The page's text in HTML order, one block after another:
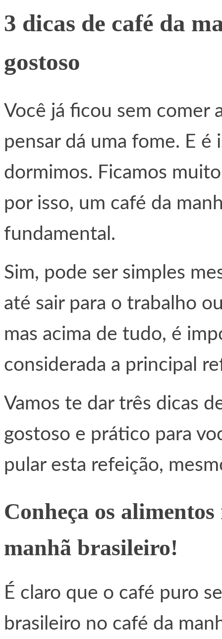
3 dicas de café da
gostoso
Você já ficou sem comer
pensar dá uma fome. E
dormimos. Ficamos
por isso, um café da
fundamental.
Sim, pode ser simples
até sair para o trabalho
mas acima de tudo, é
considerada a principal
Vamos te dar três dicas
gostoso e prático para
pular esta refeição,
Conheça os
manhã brasileiro!
É claro que o café puro
brasileiro no café da